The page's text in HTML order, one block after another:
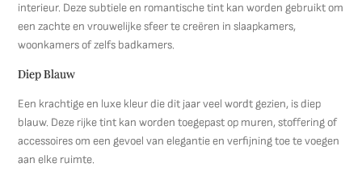
interieur. Deze subtiele en romantische tint kan worden gebruikt om
een zachte en vrouwelijke sfeer te creëren in slaapkamers,
woonkamers of zelfs badkamers.
Diep Blauw
Een krachtige en luxe kleur die dit jaar veel wordt gezien, is diep
blauw. Deze rijke tint kan worden toegepast op muren, stoffering of
accessoires om een gevoel van elegantie en verfijning toe te voegen
aan elke ruimte.